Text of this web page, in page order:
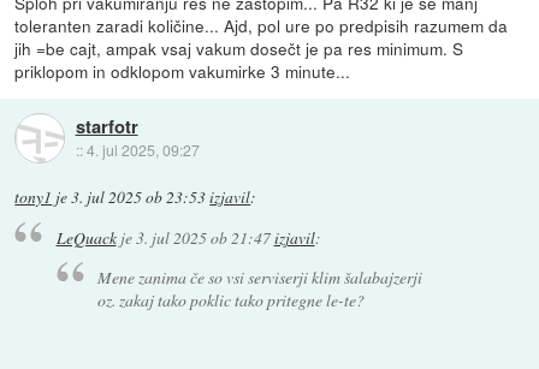
toleranten zaradi količine... Ajd, pol ure po predpisih razumem da
jih =be cajt, ampak vsaj vakum dosečt je pa res minimum. S
priklopom in odklopom vakumirke 3 minute...
starfotr
::4. jul 2025, 09:27
tony1 je3. jul 2025 ob 23:53izjavil:
LeQuackje3. jul 2025 ob 21:47izjavil:
Mene zanima če so vsi serviserji klim šalabajzerji
oz. zakaj tako poklic tako pritegne le-te?